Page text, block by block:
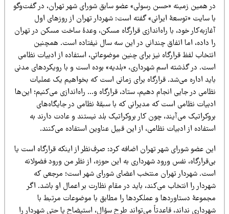
همین زمینه «حسن رسولی» عضو سابق شورای شهر تهران، در گفت‌وگو
سایت «توسعۀ ایرانی» گفته است: شهردار تهران از روزهای اول
خود، با راه‌اندازی قرارگاه مسکن، وعدۀ ساخت مسکن در تهران
داده، اما اتفاق چندانی در این سه سال نیفتاده است. همچنین
لفظ قرارگاه نیز برای چنین موضوعاتی، استفاده از ادبیات نظامی
در گذشته اسم شهرداری، «بلدیه» بوده است و با رویکردهای مدنی
اداره می‌شد. قرارگاه برای زمانی است که بخواهیم یک عملیات
در جایی انجام دهیم، ستاد، قرارگاه و… راه‌اندازی می‌کنیم؛ این‌ها
نظامی است که مدیرانی که با سبقۀ نظامی در جایگاه‌های
می‌آیند، چون کار بروکراتیک بلد نیستند و عادت دارند به
از ادبیات نظامی، از این قبیل عناوین استفاده می‌کنند.
عضو شورای شهر تهران اضافه کرد: صرف‌نظر از اینکه قرارگاه است یا
نفس ورود شهرداری به این حوزه، از نظر من ورود فضولانه
شهردار تهران منتخب اعضای شورای شهر است؛ مرجعی که
را انتخاب می‌کند، باید در مقام نظارت بر اعمال او باشد. اگر
دستاوردها و عملکردها را مطابق با موضوعات مرتبط با
نداند، قاعدتاً می‌تواند طرح سؤال، استیضاح یا حتی شهردار را